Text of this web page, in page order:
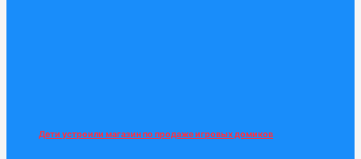
Дети устроили магазин по продаже игровых домиков